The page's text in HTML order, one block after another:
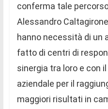
conferma tale
Alessandro
hanno necessità di un
fatto di centri di
sinergia tra loro e con
aziendale per il
maggiori risultati in